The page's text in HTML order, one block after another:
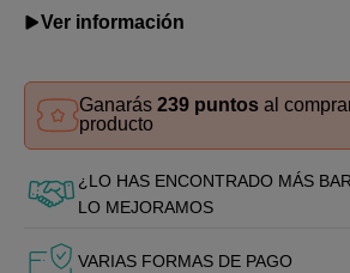
Ver información
Ganarás 239 puntos al
producto
¿LO HAS ENCONTRADO MÁS
LO MEJORAMOS
VARIAS FORMAS DE PAGO